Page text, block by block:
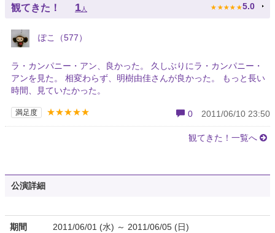
観てきた！ 1 人 ★ ★ ★ ★ ★ 5.0
ぽこ（577）
ラ・カンパニー・アン、良かった。 久しぶりにラ・カンパニー・
アンを見た。 相変わらず、明樹由佳さんが良かった。 もっと長い
時間、見ていたかった。
満足度 ★★★★★ 0 2011/06/10 23:50
観てきた！一覧へ
公演詳細
期間 2011/06/01 (水) ～ 2011/06/05 (日)